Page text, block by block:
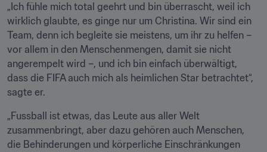
„Ich fühle mich total geehrt und bin überrascht, weil ich
wirklich glaubte, es ginge nur um Christina. Wir sind ein
Team, denn ich begleite sie meistens, um ihr zu helfen –
vor allem in den Menschenmengen, damit sie nicht
angerempelt wird –, und ich bin einfach überwältigt,
dass die FIFA auch mich als heimlichen Star betrachtet“,
sagte er.
„Fussball ist etwas, das Leute aus aller Welt
zusammenbringt, aber dazu gehören auch Menschen,
die Behinderungen und körperliche Einschränkungen